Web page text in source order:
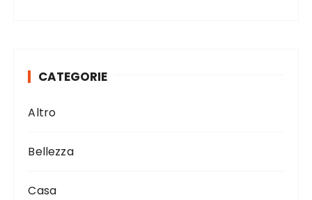
CATEGORIE
Altro
Bellezza
Casa